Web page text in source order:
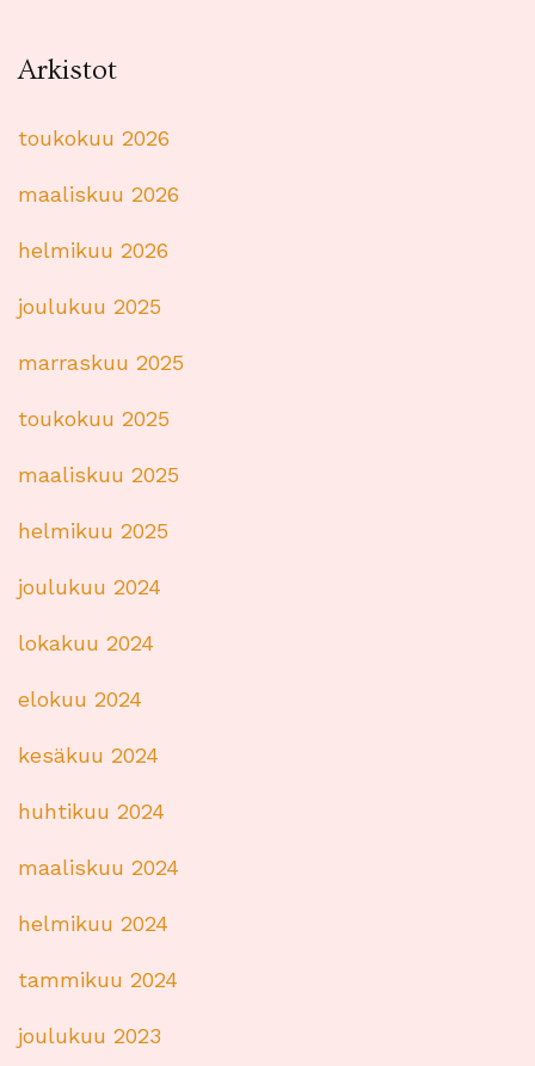
Arkistot
toukokuu 2026
maaliskuu 2026
helmikuu 2026
joulukuu 2025
marraskuu 2025
toukokuu 2025
maaliskuu 2025
helmikuu 2025
joulukuu 2024
lokakuu 2024
elokuu 2024
kesäkuu 2024
huhtikuu 2024
maaliskuu 2024
helmikuu 2024
tammikuu 2024
joulukuu 2023